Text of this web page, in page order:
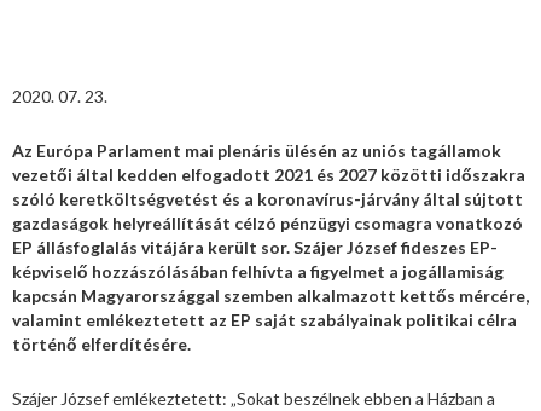
2020. 07. 23.
Az Európa Parlament mai plenáris ülésén az uniós tagállamok
vezetői által kedden elfogadott 2021 és 2027 közötti időszakra
szóló keretköltségvetést és a koronavírus-járvány által sújtott
gazdaságok helyreállítását célzó pénzügyi csomagra vonatkozó
EP állásfoglalás vitájára került sor. Szájer József fideszes EP-
képviselő hozzászólásában felhívta a figyelmet a jogállamiság
kapcsán Magyarországgal szemben alkalmazott kettős mércére,
valamint emlékeztetett az EP saját szabályainak politikai célra
történő elferdítésére.
Szájer József emlékeztetett: „Sokat beszélnek ebben a Házban a